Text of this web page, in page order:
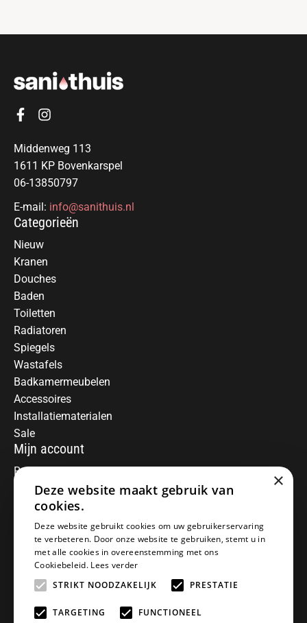
Middenweg 113
1611 KP Bovenkarspel
06-13850797
E-mail: info@sanithuis.nl
Categorieën
Nieuw
Kranen
Douches
Baden
Toiletten
Radiatoren
Spiegels
Wastafels
Badkamermeubelen
Accessoires
Installatiematerialen
Sale
Mijn account
Registreren
Mijn bestellingen
Informatie
Over ons
Algemene voorwaarden
Disclaimer
Privacy Policy
Betaalmethoden
Retourneren
×
Deze website maakt gebruik van
cookies.
Deze website gebruikt cookies om uw gebruikerservaring
te verbeteren. Door onze website te gebruiken, stemt u in
met alle cookies in overeenstemming met ons
Cookiebeleid. Lees verder
STRIKT NOODZAKELIJK
PRESTATIE
TARGETING FUNCTIONEEL